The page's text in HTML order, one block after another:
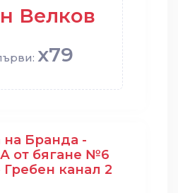
Велков
x79
Бранда -
от бягане №6
Гребен канал 2